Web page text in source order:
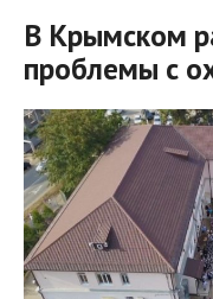
В Крымском
проблемы с